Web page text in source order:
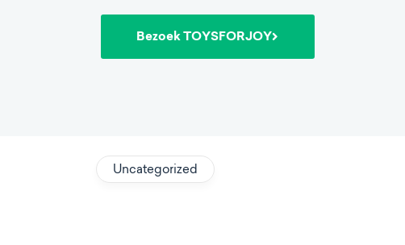
Bezoek TOYSFORJOY
Uncategorized